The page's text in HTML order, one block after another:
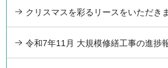
クリスマスを彩るリースをいただき
令和7年11月 大規模修繕工事の進捗